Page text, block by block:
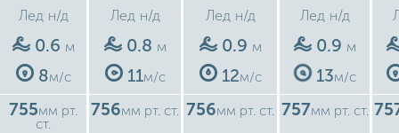
Лед н/д
0.6 м
8м/с
755мм рт.
ст.
Лед н/д
0.8 м
11м/с
756мм рт. ст.
Лед н/д
0.9 м
12м/с
756мм рт. ст.
Лед н/д
0.9 м
13м/с
757мм рт. ст.